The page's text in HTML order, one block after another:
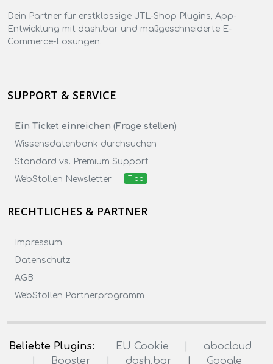
Dein Partner für erstklassige JTL-Shop Plugins, App-
Entwicklung mit dash.bar und maßgeschneiderte E-
Commerce-Lösungen.
SUPPORT & SERVICE
Ein Ticket einreichen (Frage stellen)
Wissensdatenbank durchsuchen
Standard vs. Premium Support
WebStollen Newsletter
Tipp
RECHTLICHES & PARTNER
Impressum
Datenschutz
AGB
WebStollen Partnerprogramm
Beliebte Plugins: EU Cookie
abocloud
Booster dash.bar Google